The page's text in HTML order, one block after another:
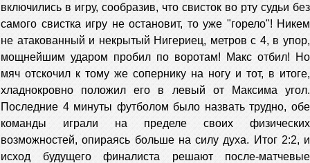
включились в игру, сообразив, что свисток во рту судьи без
самого свистка игру не остановит, то уже "горело"! Никем
не атакованный и некрытый Нигериец, метров с 4, в упор,
мощнейшим ударом пробил по воротам! Макс отбил! Но
мяч отскочил к тому же сопернику на ногу и тот, в итоге,
хладнокровно положил его в левый от Максима угол.
Последние 4 минуты футболом было назвать трудно, обе
команды играли на пределе своих физических
возможностей, опираясь больше на силу духа. Итог 2:2, и
исход будущего финалиста решают после-матчевые